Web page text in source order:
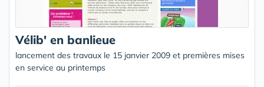
Vélib' en banlieue
lancement des travaux le 15 janvier 2009 et premières mises
en service au printemps